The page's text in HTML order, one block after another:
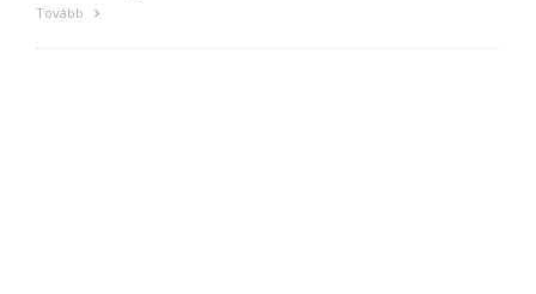
Tovább